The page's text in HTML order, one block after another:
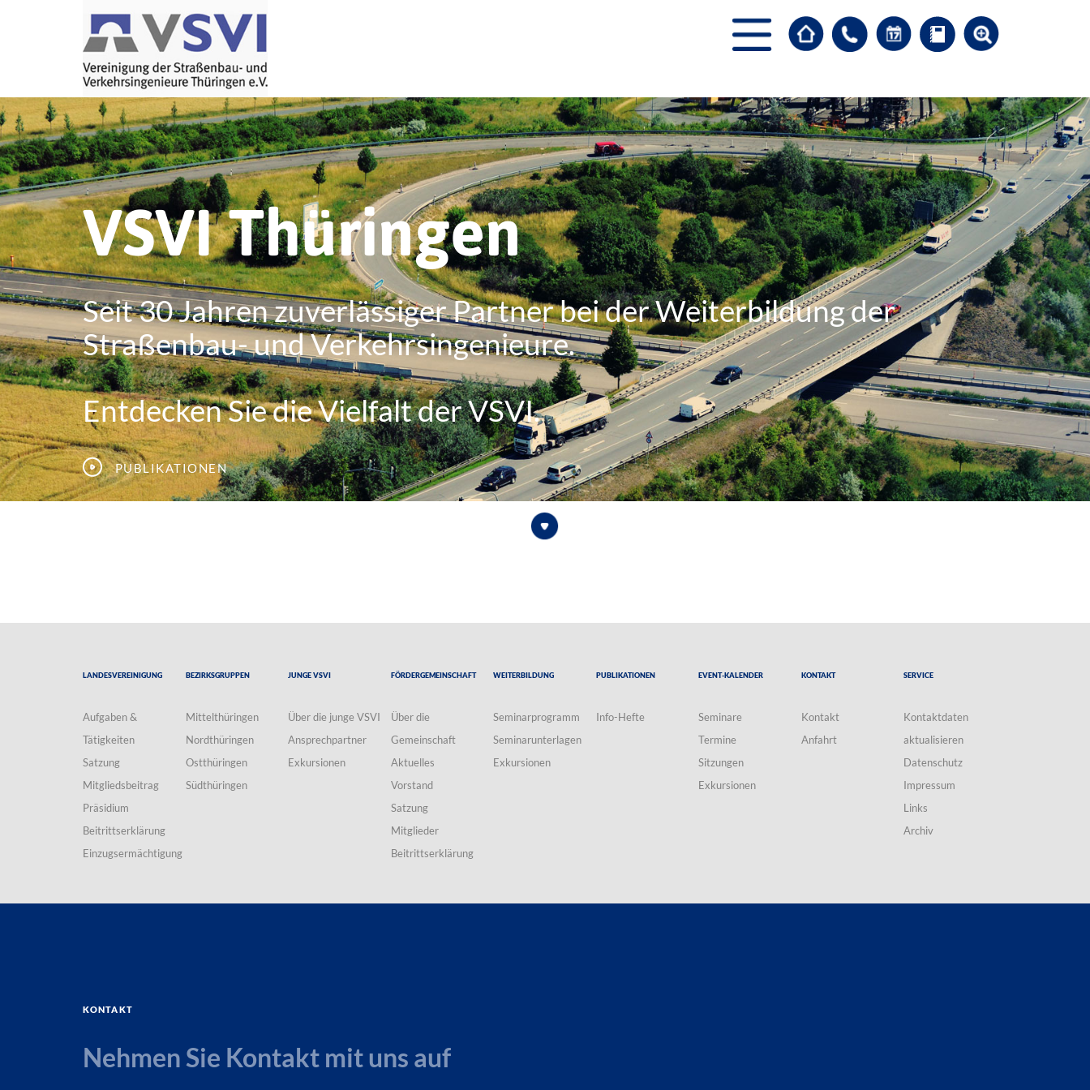
VSVI Thüringen
Seit 30 Jahren zuverlässiger Partner bei der Weiterbildung der
Straßenbau- und Verkehrsingenieure.
Entdecken Sie die Vielfalt der VSVI.
Publikationen
Landesvereinigung
Aufgaben &
Tätigkeiten
Satzung
Mitgliedsbeitrag
Präsidium
Beitrittserklärung
Einzugsermächtigung
Bezirksgruppen
Mittelthüringen
Nordthüringen
Ostthüringen
Südthüringen
Junge VSVI
Über die junge VSVI
Ansprechpartner
Exkursionen
Fördergemeinschaft
Über die
Gemeinschaft
Aktuelles
Vorstand
Satzung
Mitglieder
Beitrittserklärung
Weiterbildung
Seminarprogramm
Seminarunterlagen
Exkursionen
Publikationen
Info-Hefte
Event-Kalender
Seminare
Termine
Sitzungen
Exkursionen
Kontakt
Kontakt
Anfahrt
Service
Kontaktdaten
aktualisieren
Datenschutz
Impressum
Links
Archiv
Kontakt
Nehmen Sie Kontakt mit uns auf